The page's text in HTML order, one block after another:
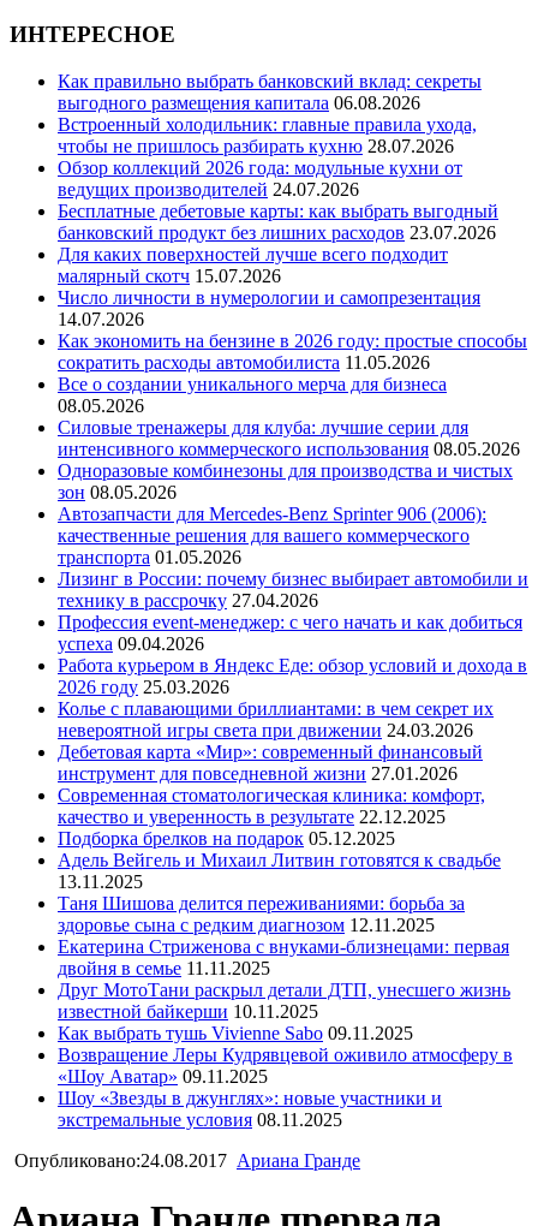
ИНТЕРЕСНОЕ
Как правильно выбрать банковский вклад: секреты
выгодного размещения капитала 06.08.2026
Встроенный холодильник: главные правила ухода,
чтобы не пришлось разбирать кухню 28.07.2026
Обзор коллекций 2026 года: модульные кухни от
ведущих производителей 24.07.2026
Бесплатные дебетовые карты: как выбрать выгодный
банковский продукт без лишних расходов 23.07.2026
Для каких поверхностей лучше всего подходит
малярный скотч 15.07.2026
Число личности в нумерологии и самопрезентация
14.07.2026
Как экономить на бензине в 2026 году: простые способы
сократить расходы автомобилиста 11.05.2026
Все о создании уникального мерча для бизнеса
08.05.2026
Силовые тренажеры для клуба: лучшие серии для
интенсивного коммерческого использования 08.05.2026
Одноразовые комбинезоны для производства и чистых
зон 08.05.2026
Автозапчасти для Mercedes-Benz Sprinter 906 (2006):
качественные решения для вашего коммерческого
транспорта 01.05.2026
Лизинг в России: почему бизнес выбирает автомобили и
технику в рассрочку 27.04.2026
Профессия event-менеджер: с чего начать и как добиться
успеха 09.04.2026
Работа курьером в Яндекс Еде: обзор условий и дохода в
2026 году 25.03.2026
Колье с плавающими бриллиантами: в чем секрет их
невероятной игры света при движении 24.03.2026
Дебетовая карта «Мир»: современный финансовый
инструмент для повседневной жизни 27.01.2026
Современная стоматологическая клиника: комфорт,
качество и уверенность в результате 22.12.2025
Подборка брелков на подарок 05.12.2025
Адель Вейгель и Михаил Литвин готовятся к свадьбе
13.11.2025
Таня Шишова делится переживаниями: борьба за
здоровье сына с редким диагнозом 12.11.2025
Екатерина Стриженова с внуками-близнецами: первая
двойня в семье 11.11.2025
Друг МотоТани раскрыл детали ДТП, унесшего жизнь
известной байкерши 10.11.2025
Как выбрать тушь Vivienne Sabo 09.11.2025
Возвращение Леры Кудрявцевой оживило атмосферу в
«Шоу Аватар» 09.11.2025
Шоу «Звезды в джунглях»: новые участники и
экстремальные условия 08.11.2025
Опубликовано:24.08.2017 Ариана Гранде